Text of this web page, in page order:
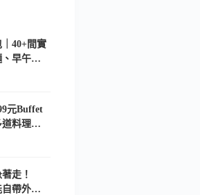
40+間實
早午
元Buffet
料理一
走！
自帶外